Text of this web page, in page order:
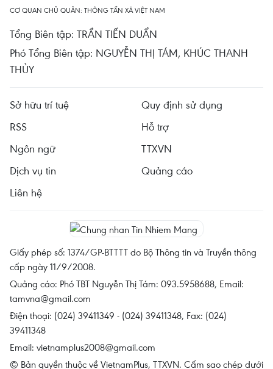
CƠ QUAN CHỦ QUẢN: THÔNG TẤN XÃ VIỆT NAM
Tổng Biên tập: TRẦN TIẾN DUẨN
Phó Tổng Biên tập: NGUYỄN THỊ TÁM, KHÚC THANH
THỦY
Sở hữu trí tuệ
Quy định sử dụng
RSS
Hỗ trợ
Ngôn ngữ
TTXVN
Dịch vụ tin
Quảng cáo
Liên hệ
Giấy phép số: 1374/GP-BTTTT do Bộ Thông tin và Truyền thông
cấp ngày 11/9/2008.
Quảng cáo: Phó TBT Nguyễn Thị Tám: 093.5958688, Email:
tamvna@gmail.com
Điện thoại: (024) 39411349 - (024) 39411348, Fax: (024)
39411348
Email: vietnamplus2008@gmail.com
© Bản quyền thuộc về VietnamPlus, TTXVN. Cấm sao chép dưới